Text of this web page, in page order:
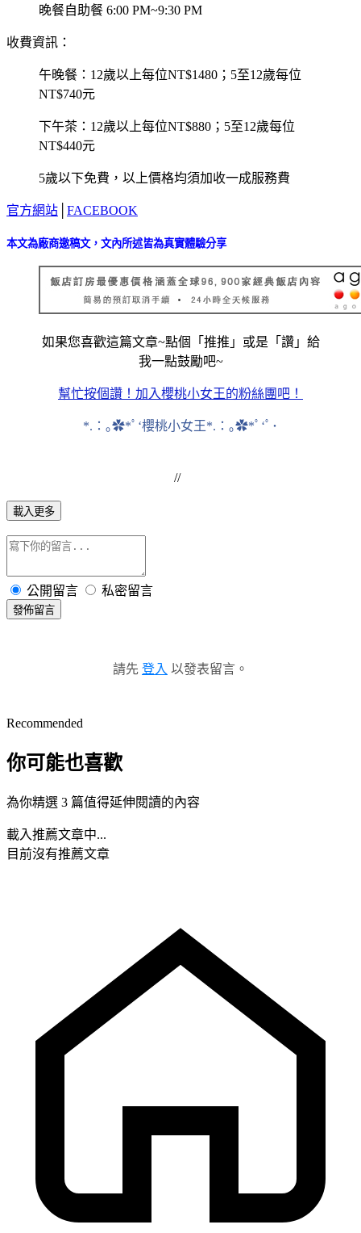
晚餐自助餐 6:00 PM~9:30 PM
收費資訊：
午晚餐：12歲以上每位NT$1480；5至12歲每位
NT$740元
下午茶：12歲以上每位NT$880；5至12歲每位
NT$440元
5歲以下免費，以上價格均須加收一成服務費
官方網站 FACEBOOK
本文為廠商邀稿文，文內所述皆為真實體驗分享
如果您喜歡這篇文章~點個「推推」或是「讚」給
我一點鼓勵吧~
幫忙按個讚！ 加入櫻桃小女王的粉絲團吧！
*.：｡✿*ﾟ‘櫻桃小女王*.：｡✿*ﾟ‘ﾟ･
//
載入更多
公開留言 私密留言
發佈留言
請先 登入 以發表留言。
Recommended
你可能也喜歡
為你精選 3 篇值得延伸閱讀的內容
載入推薦文章中...
目前沒有推薦文章